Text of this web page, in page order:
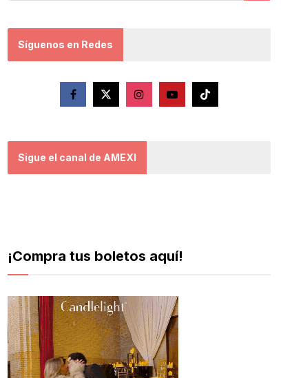
Síguenos en Redes
Sigue el canal de AMEXI
¡Compra tus boletos aquí!